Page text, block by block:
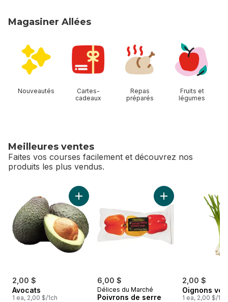
Magasiner Allées
Nouveautés
Cartes-
cadeaux
Repas
préparés
Fruits et
légumes
Meilleures ventes
Faites vos courses facilement et découvrez nos
produits les plus vendus.
sauter Meilleures ventes
2,00 $
Avocats
1 ea, 2,00 $/1ch
Ajouter Avocats au panier
6,00 $
Délices du Marché
Poivrons de serre
Ajouter Poivrons
2,00 $
Oignons
1 ea, 2,00 $/1ch